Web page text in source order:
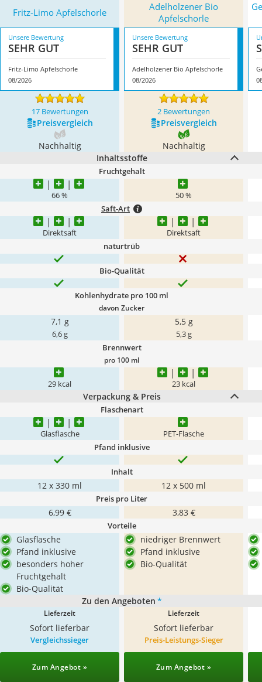
Fritz-Limo Apfelschorle
Adelholzener Bio
Apfelschorle
Unsere Bewertung
SEHR GUT
Fritz-Limo Apfelschorle
08/2026
Unsere Bewertung
SEHR GUT
Adelholzener Bio Apfelschorle
08/2026
17 Bewertungen 2 Bewertungen
Preis­vergleich Preis­vergleich
Nachhaltig
Nachhaltig
Inhaltsstoffe
Fruchtgehalt
66 % 50 %
Saft-Art
Direktsaft Direktsaft
naturtrüb
Bio-Qualität
Kohlenhydrate pro 100 ml
davon Zucker
7,1 g
6,6 g
5,5 g
5,3 g
Brennwert
pro 100 ml
29 kcal 23 kcal
Verpackung & Preis
Flaschenart
Glasflasche PET-Flasche
Pfand inklusive
Inhalt
12 x 330 ml 12 x 500 ml
Preis pro Liter
6,99 € 3,83 €
Vorteile
Glasflasche
Pfand inklusive
besonders hoher
Fruchtgehalt
Bio-Qualität
niedriger Brennwert
Pfand inklusive
Bio-Qualität
Zu den Angeboten *
Lieferzeit
Sofort lieferbar
Lieferzeit
Sofort lieferbar
Vergleichssieger
Zum Angebot »
Preis-Leistungs-Sieger
Zum Angebot »